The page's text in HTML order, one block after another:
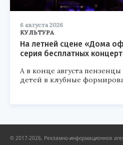
6 августа 2026
КУЛЬТУРА
На летней сцене «Дома
серия бесплатных
А в конце августа пензенцы
детей в клубные
© 2017-2026, Рекламно-информационное